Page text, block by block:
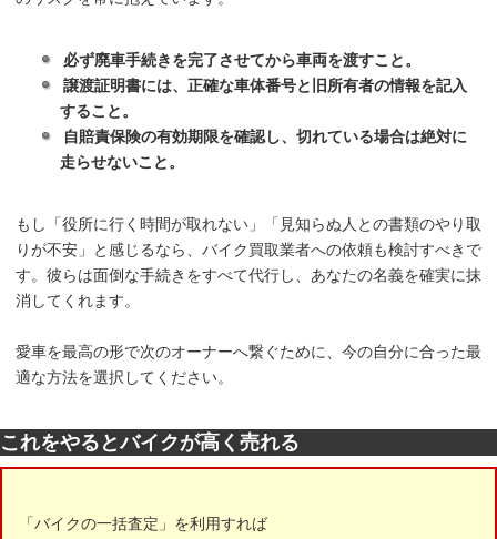
必ず廃車手続きを完了させてから車両を渡すこと。
譲渡証明書には、正確な車体番号と旧所有者の情報を記入
すること。
自賠責保険の有効期限を確認し、切れている場合は絶対に
走らせないこと。
もし「役所に行く時間が取れない」「見知らぬ人との書類のやり取
りが不安」と感じるなら、バイク買取業者への依頼も検討すべきで
す。彼らは面倒な手続きをすべて代行し、あなたの名義を確実に抹
消してくれます。
愛車を最高の形で次のオーナーへ繋ぐために、今の自分に合った最
適な方法を選択してください。
これをやるとバイクが高く売れる
「バイクの一括査定」を利用すれば